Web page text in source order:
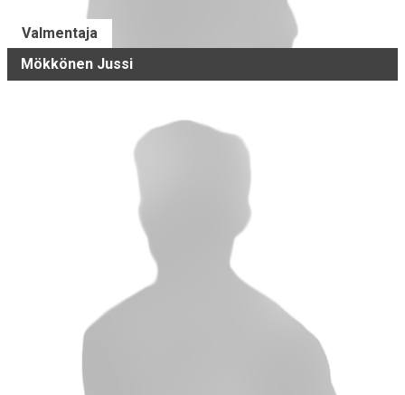
Valmentaja
Mökkönen Jussi